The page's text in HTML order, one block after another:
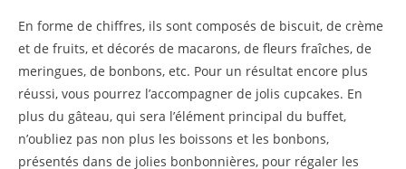
En forme de chiffres, ils sont composés de biscuit, de crème
et de fruits, et décorés de macarons, de fleurs fraîches, de
meringues, de bonbons, etc. Pour un résultat encore plus
réussi, vous pourrez l’accompagner de jolis cupcakes. En
plus du gâteau, qui sera l’élément principal du buffet,
n’oubliez pas non plus les boissons et les bonbons,
présentés dans de jolies bonbonnières, pour régaler les